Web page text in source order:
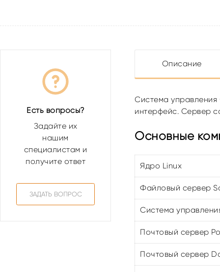
Описание
Система управления
интерфейс. Сервер
Основные
Ядро Linux
Файловый сервер
Система
Почтовый сервер
Почтовый сервер
Есть вопросы?
Задайте их
нашим
специалистам и
получите ответ
ЗАДАТЬ ВОПРОС